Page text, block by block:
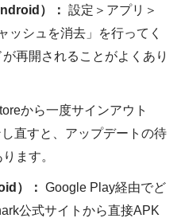
）： 設定＞アプリ＞
ッシュを消去」を行ってく
再開されることがよくあり
から一度サインアウト
直すと、アップデートの待
ます。
）： Google Play経由でど
公式サイトから直接APK